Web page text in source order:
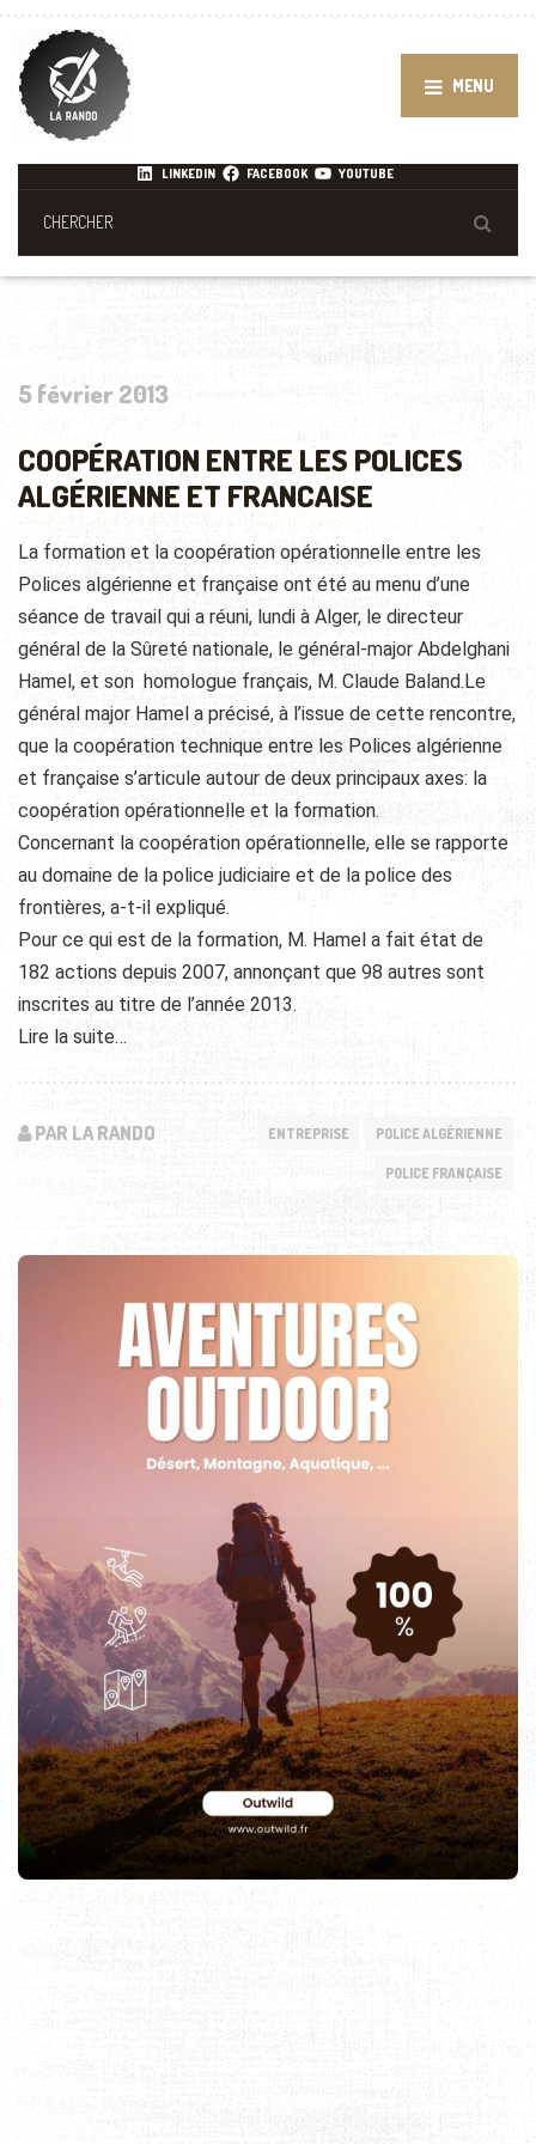
MENU
LINKEDIN FACEBOOK YOUTUBE
5 février 2013
COOPÉRATION ENTRE LES POLICES
ALGÉRIENNE ET FRANCAISE
La formation et la coopération opérationnelle entre les
Polices algérienne et française ont été au menu d’une
séance de travail qui a réuni, lundi à Alger, le directeur
général de la Sûreté nationale, le général-major Abdelghani
Hamel, et son homologue français, M. Claude Baland.Le
général major Hamel a précisé, à l’issue de cette rencontre,
que la coopération technique entre les Polices algérienne
et française s’articule autour de deux principaux axes: la
coopération opérationnelle et la formation.
Concernant la coopération opérationnelle, elle se rapporte
au domaine de la police judiciaire et de la police des
frontières, a-t-il expliqué.
Pour ce qui est de la formation, M. Hamel a fait état de
182 actions depuis 2007, annonçant que 98 autres sont
inscrites au titre de l’année 2013.
Lire la suite…
PAR LA RANDO ENTREPRISE POLICE ALGÉRIENNE
POLICE FRANÇAISE